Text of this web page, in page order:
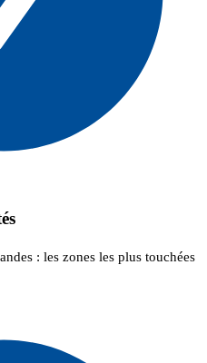
: les zones les plus touchées